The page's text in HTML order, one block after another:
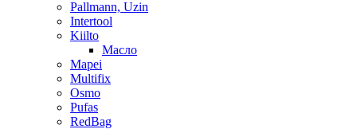
Pallmann, Uzin
Intertool
Kiilto
Масло
Mapei
Multifix
Osmo
Pufas
RedBag